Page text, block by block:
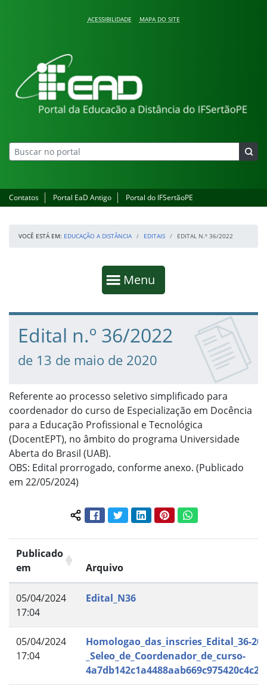
ACESSIBILIDADE MAPA DO SITE
Educação a Distância
Contatos Portal EaD Antigo Portal do IFSertãoPE
VOCÊ ESTÁ EM: EDUCAÇÃO A DISTÂNCIA EDITAIS EDITAL N.º 36/2022
Mostrar
Menu
Fim da navegação
Início do conteúdo
Edital n.º 36/2022
de 13 de maio de 2020
Referente ao processo seletivo simplificado para
coordenador do curso de Especialização em Docência
para a Educação Profissional e Tecnológica
(DocentEPT), no âmbito do programa Universidade
Aberta do Brasil (UAB).
OBS: Edital prorrogado, conforme anexo. (Publicado
em 22/05/2024)
Compartilhar conteúdo:
FacebookTwitterLinkedInPinterestWhatsApp
Publicado
em
Arquivo
05/04/2024
17:04
Edital_N36
05/04/2024
17:04
Homologao_das_inscries_Edital_36-
_Seleo_de_Coordenador_de_curso-
4a7db142c1a4488aab669c975420c4c2